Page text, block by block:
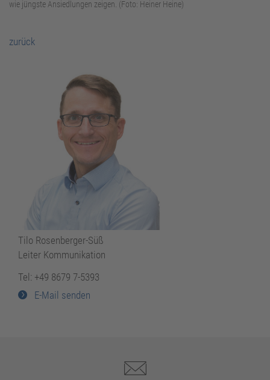
wie jüngste Ansiedlungen zeigen. (Foto: Heiner Heine)
zurück
Tilo Rosenberger-Süß
Leiter Kommunikation
Tel: +49 8679 7-5393
E-Mail senden